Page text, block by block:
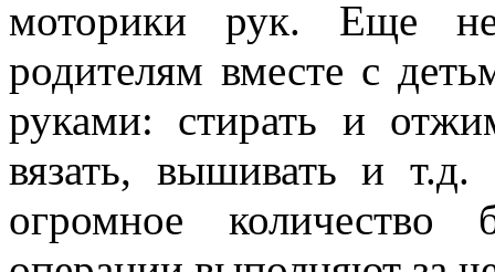
моторики рук. Еще
родителям вместе с
руками: стирать и
вязать, вышивать и
огромное